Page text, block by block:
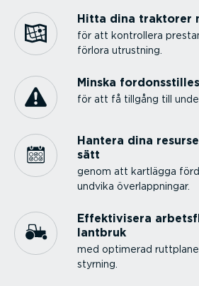
Hitta dina traktorer
för att kontrollera
förlora utrustning.
Minska
för att få tillgång till
Hantera dina
sätt
genom att kartlägga
undvika överlapp­ningar.
Effek­ti­visera
lantbruk
med optimerad
styrning.